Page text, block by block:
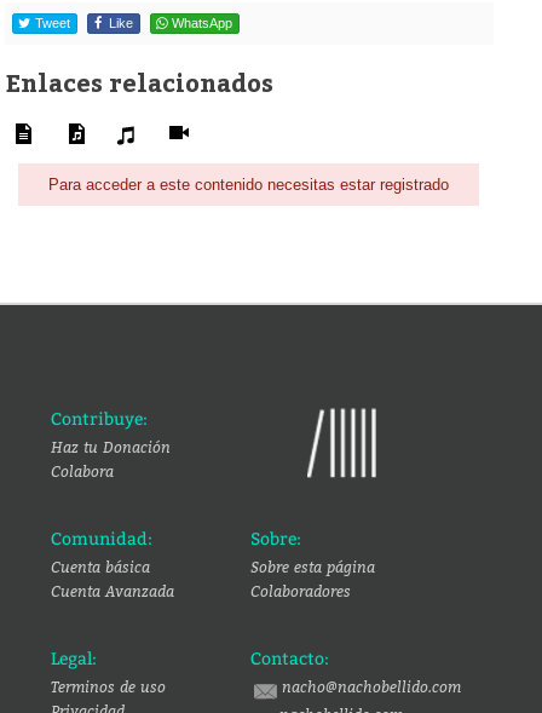
Tweet Like WhatsApp
Enlaces relacionados
Para acceder a este contenido necesitas estar registrado
Contribuye:
Haz tu Donación
Colabora
Comunidad:
Cuenta básica
Cuenta Avanzada
Sobre:
Sobre esta página
Colaboradores
Legal:
Terminos de uso
Contacto:
nacho@nachobellido.com